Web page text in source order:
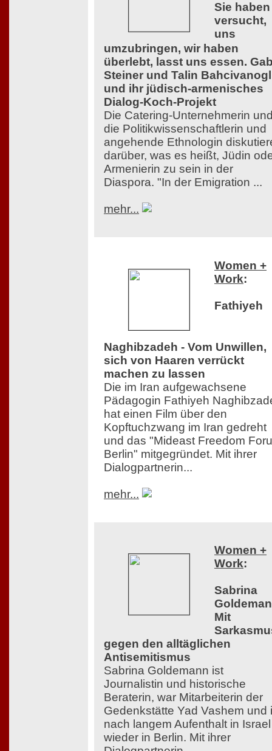
Sie haben
versucht,
uns
umzubringen, wir haben
überlebt, lasst uns essen.
Steiner und Talin
und ihr jüdisch-armenisches
Dialog-Koch-Projekt
Die Catering-Unternehmerin
die Politikwissenschaftlerin und
angehende Ethnologin
darüber, was es heißt, Jüdin
Armenierin zu sein in der
Diaspora. "In der Emigration ...
mehr...
Women +
Work:
Fathiyeh
Naghibzadeh - Vom Unwillen,
sich von Haaren verrückt
machen zu lassen
Die im Iran aufgewachsene
Pädagogin Fathiyeh
hat einen Film über den
Kopftuchzwang im Iran gedreht
und das "Mideast Freedom
Berlin" mitgegründet. Mit ihrer
Dialogpartnerin...
mehr...
Women +
Work:
Sabrina
Mit
gegen den alltäglichen
Antisemitismus
Sabrina Goldemann ist
Journalistin und historische
Beraterin, war Mitarbeiterin der
Gedenkstätte Yad Vashem und
nach langem Aufenthalt in Israel
wieder in Berlin. Mit ihrer